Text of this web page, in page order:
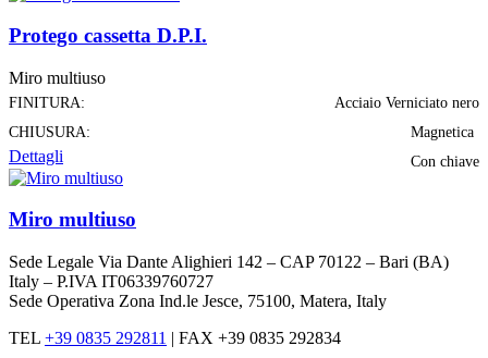
Protego cassetta D.P.I.
Miro multiuso
FINITURA:
Acciaio Verniciato nero
CHIUSURA:
Magnetica
Con chiave
Dettagli
Miro multiuso
Sede Legale Via Dante Alighieri 142 – CAP 70122 – Bari (BA)
Italy – P.IVA IT06339760727
Sede Operativa Zona Ind.le Jesce, 75100, Matera, Italy
TEL +39 0835 292811 | FAX +39 0835 292834